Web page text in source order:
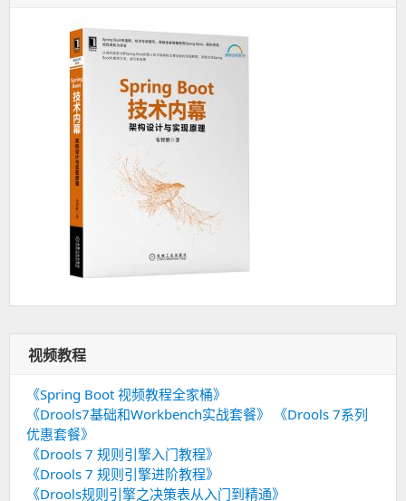
视频教程
《Spring Boot 视频教程全家桶》
《Drools7基础和Workbench实战套餐》
《Drools 7系列
优惠套餐》
《Drools 7 规则引擎入门教程》
《Drools 7 规则引擎进阶教程》
《Drools规则引擎之决策表从入门到精通》